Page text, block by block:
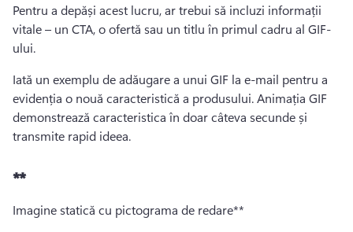
Pentru a depăși acest lucru, ar trebui să incluzi informații
vitale – un CTA, o ofertă sau un titlu în primul cadru al GIF-
ului.
Iată un exemplu de adăugare a unui GIF la e-mail pentru a
evidenția o nouă caracteristică a produsului. Animația GIF
demonstrează caracteristica în doar câteva secunde și
transmite rapid ideea.
**
Imagine statică cu pictograma de redare**